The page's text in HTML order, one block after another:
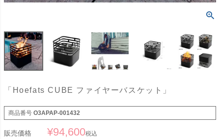
「Hoefats CUBE ファイヤーバスケット」
商品番号 O3APAP-001432
販売価格 ¥94,600税込